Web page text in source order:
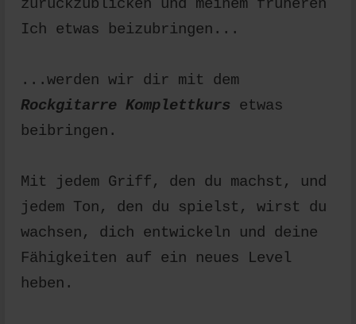
zurückzublicken und meinem früheren
Ich etwas beizubringen...
...werden wir dir mit dem
Rockgitarre Komplettkurs etwas
beibringen.
Mit jedem Griff, den du machst, und
jedem Ton, den du spielst, wirst du
wachsen, dich entwickeln und deine
Fähigkeiten auf ein neues Level
heben.